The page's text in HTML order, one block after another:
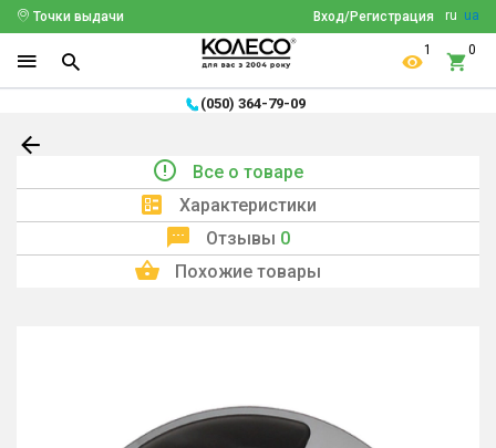
ru ua
Вход/Регистрация
Точки выдачи
1 0
(050) 364-79-09
Все о товаре
Характеристики
Отзывы 0
Похожие товары